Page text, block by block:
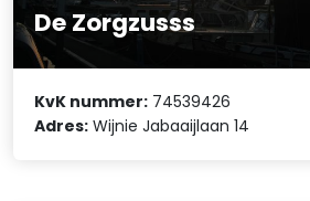
De Zorgzusss
KvK nummer: 74539426
Adres: Wijnie Jabaaijlaan 14